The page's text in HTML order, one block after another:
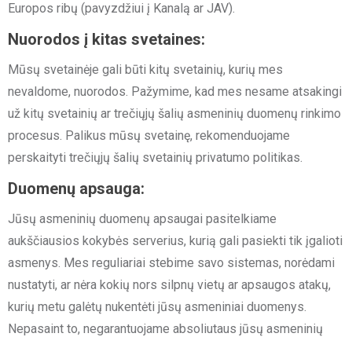
Europos ribų (pavyzdžiui į Kanalą ar JAV).
Nuorodos į kitas svetaines:
Mūsų svetainėje gali būti kitų svetainių, kurių mes
nevaldome, nuorodos. Pažymime, kad mes nesame atsakingi
už kitų svetainių ar trečiųjų šalių asmeninių duomenų rinkimo
procesus. Palikus mūsų svetainę, rekomenduojame
perskaityti trečiųjų šalių svetainių privatumo politikas.
Duomenų apsauga:
Jūsų asmeninių duomenų apsaugai pasitelkiame
aukščiausios kokybės serverius, kurią gali pasiekti tik įgalioti
asmenys. Mes reguliariai stebime savo sistemas, norėdami
nustatyti, ar nėra kokių nors silpnų vietų ar apsaugos atakų,
kurių metu galėtų nukentėti jūsų asmeniniai duomenys.
Nepasaint to, negarantuojame absoliutaus jūsų asmeninių